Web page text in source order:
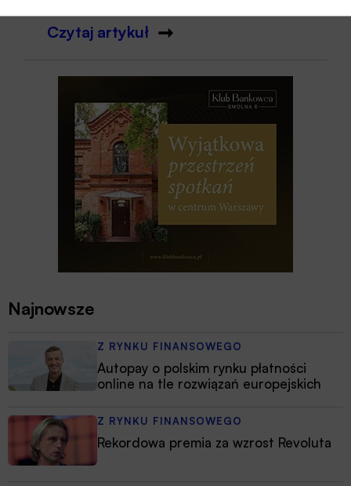
Czytaj artykuł
Najnowsze
Z RYNKU FINANSOWEGO
Autopay o polskim rynku płatności
online na tle rozwiązań europejskich
Z RYNKU FINANSOWEGO
Rekordowa premia za wzrost Revoluta